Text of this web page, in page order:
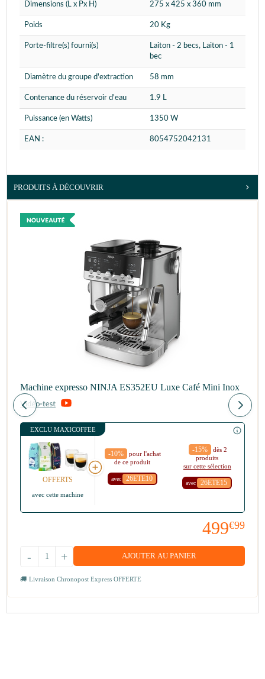
Dimensions (L x Px H) 275 x 425 x 360 mm
Poids 20 Kg
Porte-filtre(s) fourni(s)
Laiton - 2 becs, Laiton - 1
bec
Diamètre du groupe d'extraction 58 mm
Contenance du réservoir d'eau 1.9 L
Puissance (en Watts) 1350 W
EAN : 8054752042131
PRODUITS À DÉCOUVRIR
Machine expresso NINJA ES352EU Luxe Café Mini Inox
EXCLU MAXICOFFEE
OFFERTS
avec cette machine
-10%
pour l'achat
de ce produit
avec 26ETE10
-15%
dès 2
produits
sur cette sélection
avec 26ETE15
499€99
+
- AJOUTER AU PANIER
Livraison Chronopost Express OFFERTE